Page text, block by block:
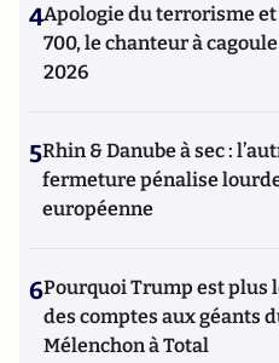
4Apologie du terrorisme
700, le chanteur à
2026
5Rhin & Danube à sec :
fermeture pénalise
européenne
6Pourquoi Trump est plus
des comptes aux géants
Mélenchon à Total